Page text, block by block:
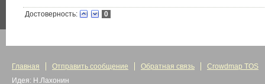
Достоверность: 0
Главная Отправить сообщение Обратная связь
Crowdmap TOS
Идея: Н.Лахонин